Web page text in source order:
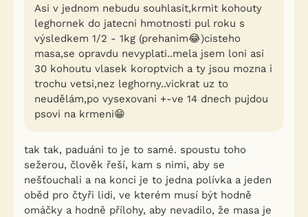
Asi v jednom nebudu souhlasit,krmit kohouty
leghornek do jatecni hmotnosti pul roku s
výsledkem 1/2 - 1kg (prehanim😂)cisteho
masa,se opravdu nevyplati..mela jsem loni asi
30 kohoutu vlasek koroptvich a ty jsou mozna i
trochu vetsi,nez leghorny..vickrat uz to
neudělám,po vysexovani +-ve 14 dnech pujdou
psovi na krmeni😁
tak tak, paduáni to je to samé. spoustu toho
sežerou, člověk řeší, kam s nimi, aby se
nešťouchali a na konci je to jedna polívka a jeden
oběd pro čtyři lidi, ve kterém musí být hodně
omáčky a hodně přílohy, aby nevadilo, že masa je